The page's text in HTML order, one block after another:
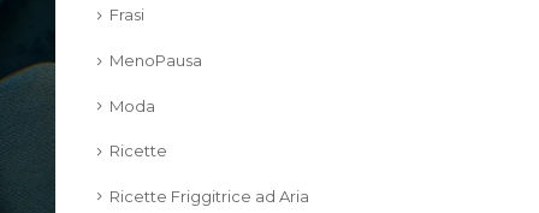
Frasi
MenoPausa
Moda
Ricette
Ricette Friggitrice ad Aria